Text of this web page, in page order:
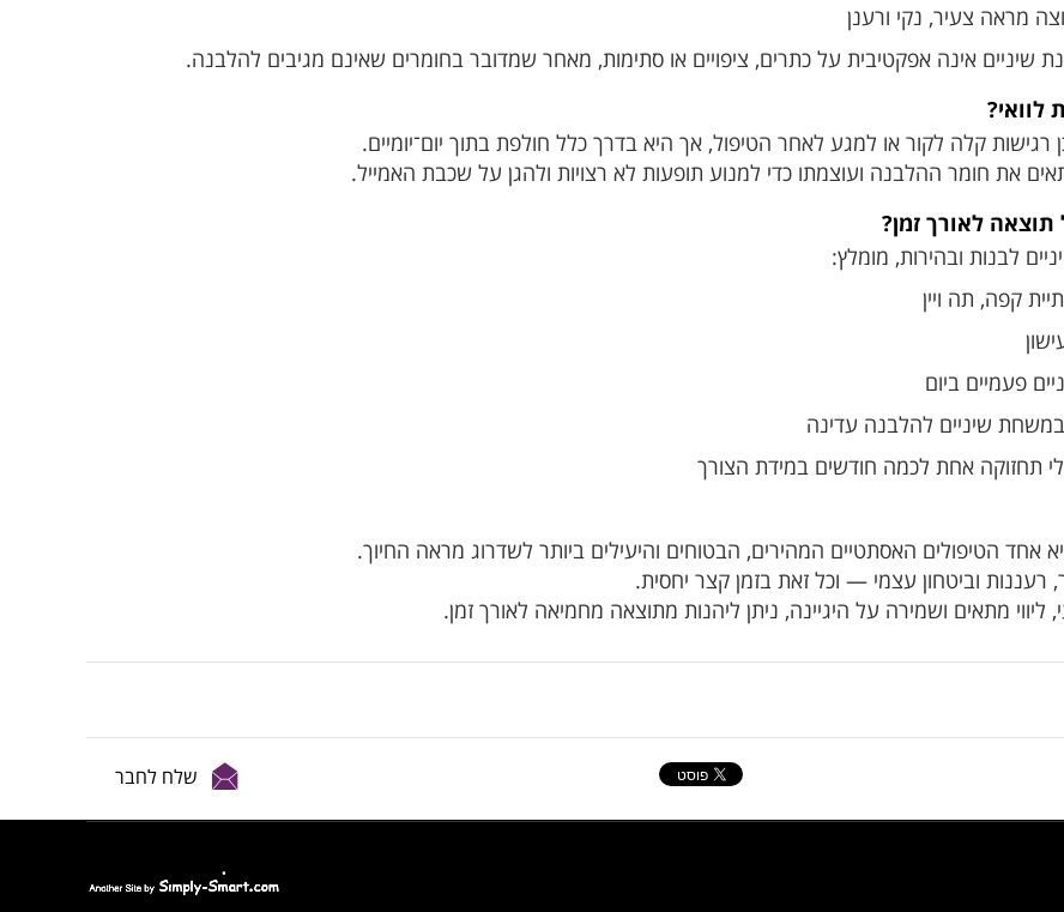
מראה צעיר, נקי ורענן
שיניים אינה אפקטיבית על כתרים, ציפויים או סתימות, מאחר שמדובר בחומרים שאינם מגיבים להלבנה.
לוואי?
רגישות קלה לקור או למגע לאחר הטיפול, אך היא בדרך כלל חולפת בתוך יום־יומיים.
את חומר ההלבנה ועוצמתו כדי למנוע תופעות לא רצויות ולהגן על שכבת האמייל.
תוצאה לאורך זמן?
לבנות ובהירות, מומלץ:
קפה, תה ויין
פעמיים ביום
שיניים להלבנה עדינה
תחזוקה אחת לכמה חודשים במידת הצורך
אחד הטיפולים האסתטיים המהירים, הבטוחים והיעילים ביותר לשדרוג מראה החיוך.
רעננות וביטחון עצמי — וכל זאת בזמן קצר יחסית.
ליווי מתאים ושמירה על היגיינה, ניתן ליהנות מתוצאה מחמיאה לאורך זמן.
שלח לחבר